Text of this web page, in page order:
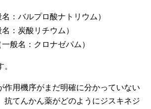
：バルプロ酸ナトリウム）
：炭酸リチウム）
般名：クロナゼパム）
作用機序がまだ明確に分かっていない
抗てんかん薬がどのようにジスキネジ